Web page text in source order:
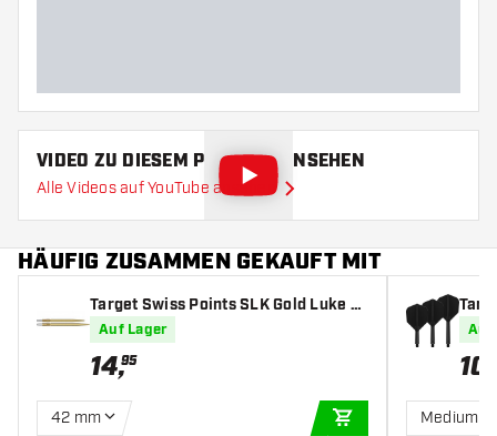
VIDEO ZU DIESEM PRODUKT ANSEHEN
Alle Videos auf YouTube ansehen
HÄUFIG ZUSAMMEN GEKAUFT MIT
Target Swiss Points SLK Gold Luke Li
ttler
Auf Lager
14,95
42 mm
IN DEN
Auf
10
Medium